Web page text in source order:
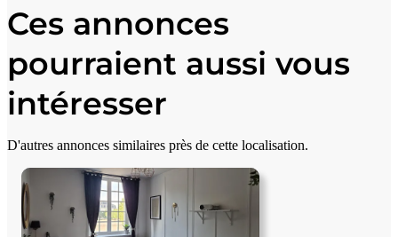
+
−
Ces annonces
pourraient aussi vous
intéresser
D'autres annonces similaires près de cette localisation.